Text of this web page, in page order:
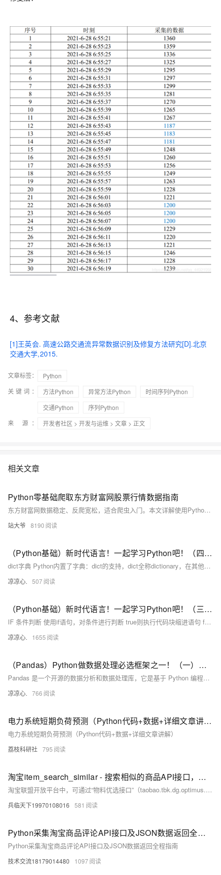
4、参考文献
[1]王英会. 高速公路交通流异常数据识别及修复方法研究[D].北京
交通大学,2015.
文章标签：
Python
关键词：
方法Python 异常方法Python
时间序列Python
交通Python
序列Python
来 源：
开发者社区 > 开发与运维 > 文章 > 正文
相关文章
Python零基础爬取东方财富网股票行情数据指南
东方财富网数据稳定、反爬宽松，适合爬虫入门。本文详解使用Python抓取股票行情数据，涵盖请求发送、HTML解析、动态加载处理、代理IP切换及数据可视化，助你快速掌握金融数据爬取技能。
站大爷 8190
（Python基础）新时代语言！一起学习Python吧！（四）：dict字典和set类型；切片类型、列表生成式；map和reduce迭代器；filter过滤函数、sorted排序函数；lambda函数
dict字典 Python内置了字典：dict的支持，dict全称dictionary，在其他语言中也称为map，使用键-值（key-value）存储，具有极快的查找速度。 我们可以通过声明JS对象一样的方式声明dict
凉凉心. 507
（Python基础）新时代语言！一起学习Python吧！（三）：IF条件判断和match匹配；Python中的循环：for...in、while循环；循环操作关键字；Python函数使用方法
IF 条件判断 使用if语句，对条件进行判断 true则执行代码块缩进语句 false则不执行代码块缩进语句，如果有else 或 elif 则进入相应的规则中执行
凉凉心. 1655
（Pandas）Python做数据处理必选框架之一！（一）：介绍Pandas中的两个数据结构；刨析Series：如何访问数据；数据去重、取众数、总和、标准差、方差、平均值等；判断缺失值、获取索引...
Pandas 是一个开源的数据分析和数据处理库，它是基于 Python 编程语言的。 Pandas 提供了易于使用的数据结构和数据分析工具，特别适用于处理结构化数据，如表格型数据（类似于Excel表格）。 Pandas 是数据科学和分析领域中常用的工具之一，它使得用户能够轻松地从各种数据源中导入数据，并对数据进行高效的操作和分析。 Pandas 主要引入了两种新的数据结构：Series 和 DataFrame。
凉凉心. 766
电力系统短期负荷预测（Python代码+数据+详细文章讲解）
电力系统短期负荷预测（Python代码+数据+详细文章讲解）
荔枝科研社 795
淘宝item_search_similar - 搜索相似的商品API接口，用python返回数据
淘宝联盟开放平台中，可通过“物料优选接口”（taobao.tbk.dg.optimus.material）实现“搜索相似商品”功能。该接口支持根据商品 ID 获取相似推荐商品，并返回商品信息、价格、优惠等数据，适用于商品推荐、比价等场景。本文提供基于 Python 的实现示例，包含接口调用、数据解析及结果展示。使用时需配置淘宝联盟的 appkey、appsecret 和 adzone_id，并注意接口调用频率限制和使用规范。
兵临天下19970108016 581
Python采集淘宝商品评论API接口及JSON数据返回全程指南
Python采集淘宝商品评论API接口及JSON数据返回全程指南
技术交流18179014480 1097